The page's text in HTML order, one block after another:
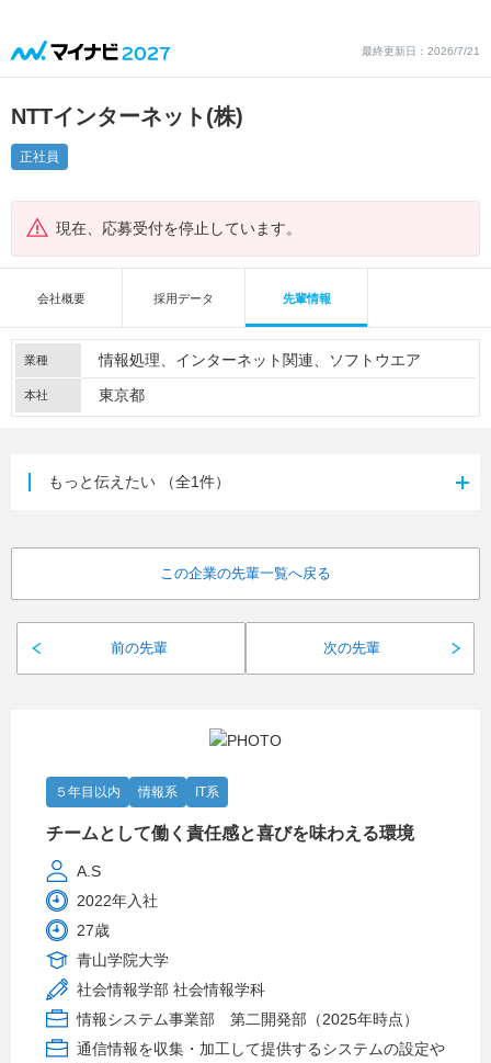
最終更新日：2026/7/21
NTTインターネット(株)
正社員
現在、応募受付を停止しています。
会社概要 採用データ 先輩情報
業種 情報処理 インターネット関連 ソフトウエア
本社 東京都
もっと伝えたい （全1件）
前の先輩
この企業の先輩一覧へ戻る
次の先輩
５年目以内 情報系 IT系
チームとして働く責任感と喜びを味わえる環境
A.S
2022年入社
27歳
青山学院大学
社会情報学部 社会情報学科
情報システム事業部 第二開発部（2025年時点）
通信情報を収集・加工して提供するシステムの設定や